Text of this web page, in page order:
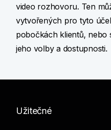
video rozhovoru. Ten
vytvořených pro tyto
pobočkách klientů, nebo
jeho volby a dostupnosti.
Užitečné